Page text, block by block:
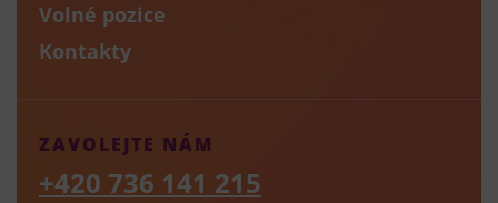
Volné pozice
Kontakty
ZAVOLEJTE NÁM
+420 736 141 215